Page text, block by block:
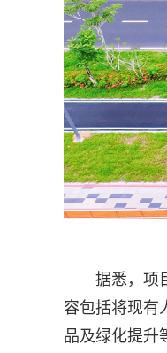
据悉，项
容包括将现有
品及绿化提升